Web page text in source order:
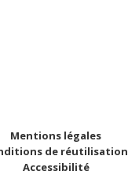
Mentions légales
de réutilisation
Accessibilité